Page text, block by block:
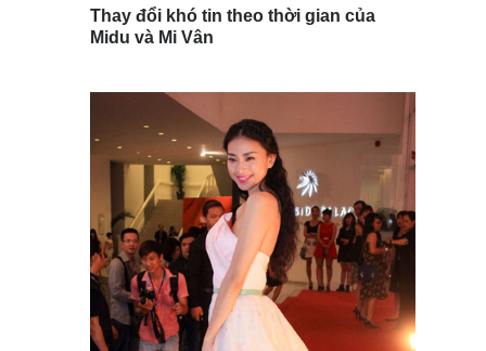
Thay đổi khó tin theo thời gian của
Midu và Mi Vân